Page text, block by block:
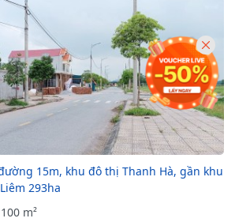
15m, khu đô thị Thanh Hà, gần khu
293ha
100 m²